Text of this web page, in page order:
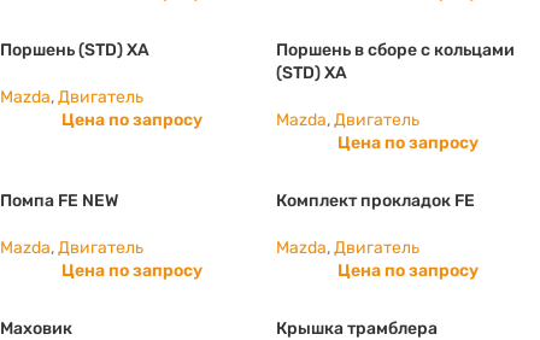
Поршень (STD) ХА
Mazda,Двигатель
Цена по запросу
Поршень в сборе с кольцами
(STD) ХА
Mazda,Двигатель
Цена по запросу
Помпа FE NEW
Mazda,Двигатель
Цена по запросу
Комплект прокладок FE
Mazda,Двигатель
Цена по запросу
Маховик Крышка трамблера